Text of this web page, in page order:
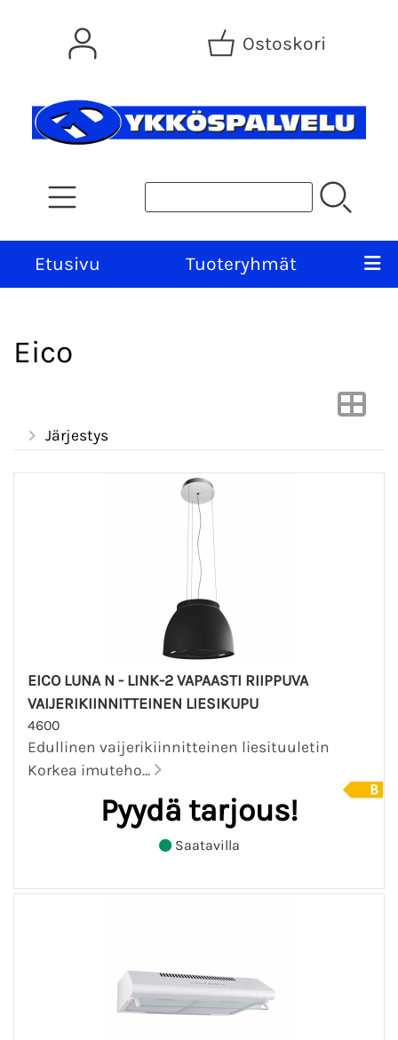
Ostoskori
Etusivu Tuoteryhmät
Eico
Järjestys
EICO LUNA N - LINK-2 VAPAASTI RIIPPUVA
VAIJERIKIINNITTEINEN LIESIKUPU
4600
Edullinen vaijerikiinnitteinen liesituuletin
Korkea imuteho...
Pyydä tarjous!
Saatavilla